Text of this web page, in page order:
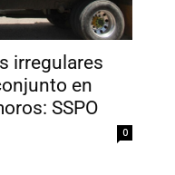
irregulares
en
SSPO
0